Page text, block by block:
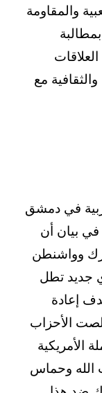
والمقاومة
مع
في دمشق
في بيان أن
وواشنطن
جديد تطل
إعادة
الأحزاب
الأمريكية
الله وحماس